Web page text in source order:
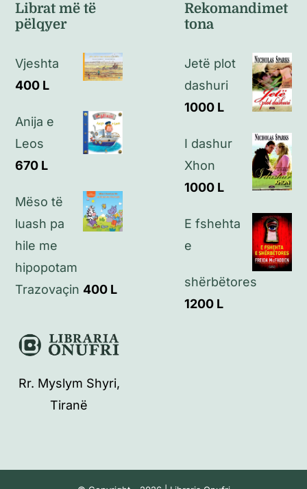
Politikat e kthimeve
Politikat e privatësisë
Librat më të
pëlqyer
Vjeshta
400 L
Anija e
Leos
670 L
Mëso të
luash pa
hile me
hipopotam
Trazovaçin 400 L
Rekomandimet
tona
Jetë plot
dashuri
1000 L
I dashur
Xhon
1000 L
E fshehta
e
shërbëtores
1200 L
Rr. Myslym Shyri,
Tiranë